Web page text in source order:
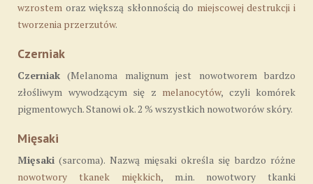
wzrostem oraz większą skłonnością do miejscowej destrukcji i
tworzenia przerzutów.
Czerniak
Czerniak (Melanoma malignum jest nowotworem bardzo
złośliwym wywodzącym się z melanocytów, czyli komórek
pigmentowych. Stanowi ok. 2 % wszystkich nowotworów skóry.
Mięsaki
Mięsaki (sarcoma). Nazwą mięsaki określa się bardzo różne
nowotwory tkanek miękkich, m.in. nowotwory tkanki